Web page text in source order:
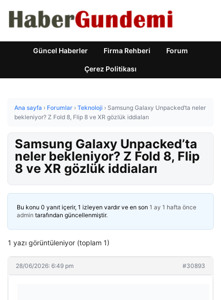
Güncel Haberler Firma Rehberi Forum
Çerez Politikası
Ana sayfa › Forumlar › Teknoloji › Samsung Galaxy Unpacked’ta neler
bekleniyor? Z Fold 8, Flip 8 ve XR gözlük iddiaları
Samsung Galaxy Unpacked’ta
neler bekleniyor? Z Fold 8, Flip
8 ve XR gözlük iddiaları
Bu konu 0 yanıt içerir, 1 izleyen vardır ve en son 1 ay 1 hafta önce
admin tarafından güncellenmiştir.
1 yazı görüntüleniyor (toplam 1)
28/06/2026: 6:49 pm #30893